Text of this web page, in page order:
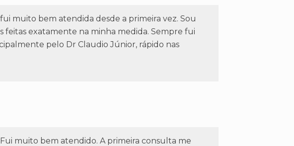
muito bem atendida desde a primeira vez. Sou
feitas exatamente na minha medida. Sempre fui
pelo Dr Claudio Júnior, rápido nas
muito bem atendido. A primeira consulta me